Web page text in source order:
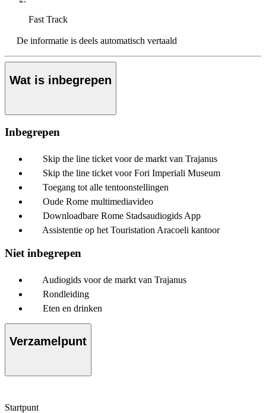
Fast Track
De informatie is deels automatisch vertaald
Wat is inbegrepen
Inbegrepen
Skip the line ticket voor de markt van Trajanus
Skip the line ticket voor Fori Imperiali Museum
Toegang tot alle tentoonstellingen
Oude Rome multimediavideo
Downloadbare Rome Stadsaudiogids App
Assistentie op het Touristation Aracoeli kantoor
Niet inbegrepen
Audiogids voor de markt van Trajanus
Rondleiding
Eten en drinken
Verzamelpunt
Startpunt